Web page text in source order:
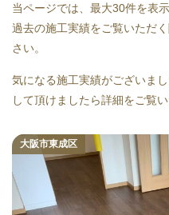
当ページでは、最大30件を表
過去の施工実績をご覧いただ
さい。
気になる施工実績がございま
して頂けましたら詳細をご覧い
大阪市東成区